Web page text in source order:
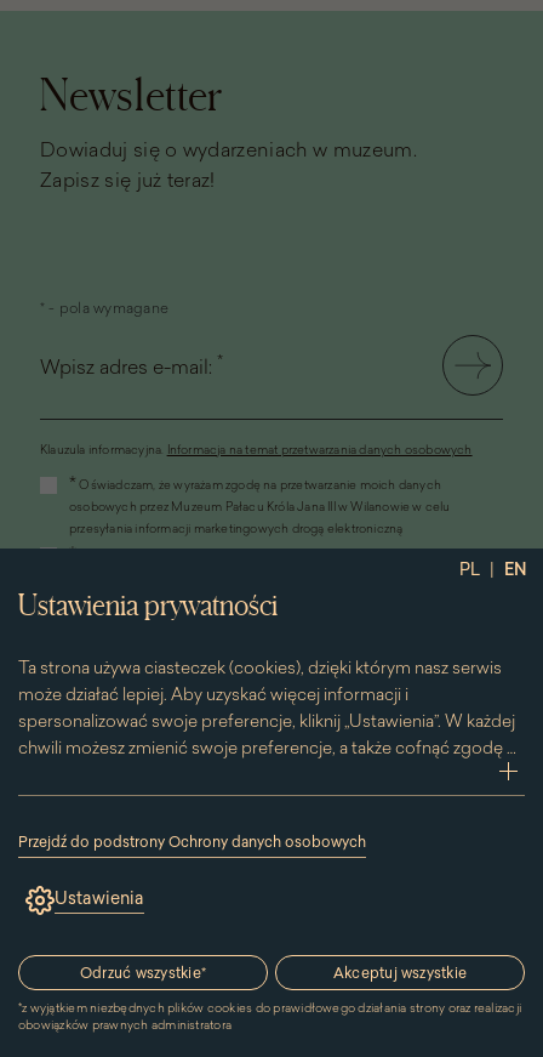
PL | EN
Ustawienia prywatności
Ta strona używa ciasteczek (cookies), dzięki którym nasz serwis
może działać lepiej. Aby uzyskać więcej informacji i
spersonalizować swoje preferencje, kliknij „Ustawienia”. W każdej
chwili możesz zmienić swoje preferencje, a także cofnąć zgodę na
używanie plików cookie. Możesz to zrobić, klikając na podstronę
„Cookies” znajdującą się w stopce.
Przesuwając suwak w prawą stronę aktywujesz zgodę na
konkretne ciasteczko. Przesuwając suwak w lewą stronę
wyłączasz taką zgodę.
Przejdź do podstrony Ochrony danych osobowych
(link
się
oknie)
Ustawienia
Odrzuć wszystkie*
*z wyjątkiem niezbędnych plików cookies do prawidłowego działania strony oraz realizacji
obowiązków prawnych administratora
Akceptuj wszystkie
Stopka
Newsletter
Dowiaduj się o wydarzeniach w muzeum.
Zapisz się już teraz!
* - pola wymagane
Wpisz adres e-mail: *
Klauzula informacyjna. Informacja na temat przetwarzania danych osobowych
otworzy
* Oświadczam, że wyrażam zgodę na przetwarzanie moich danych
osobowych przez Muzeum Pałacu Króla Jana III w Wilanowie w celu
przesyłania informacji marketingowych drogą elektroniczną
*
wykorzystaniem automatycznych systemów wywołujących
Kontakt
MUZEUM PAŁACU
KRÓLA JANA III W WILANOWIE